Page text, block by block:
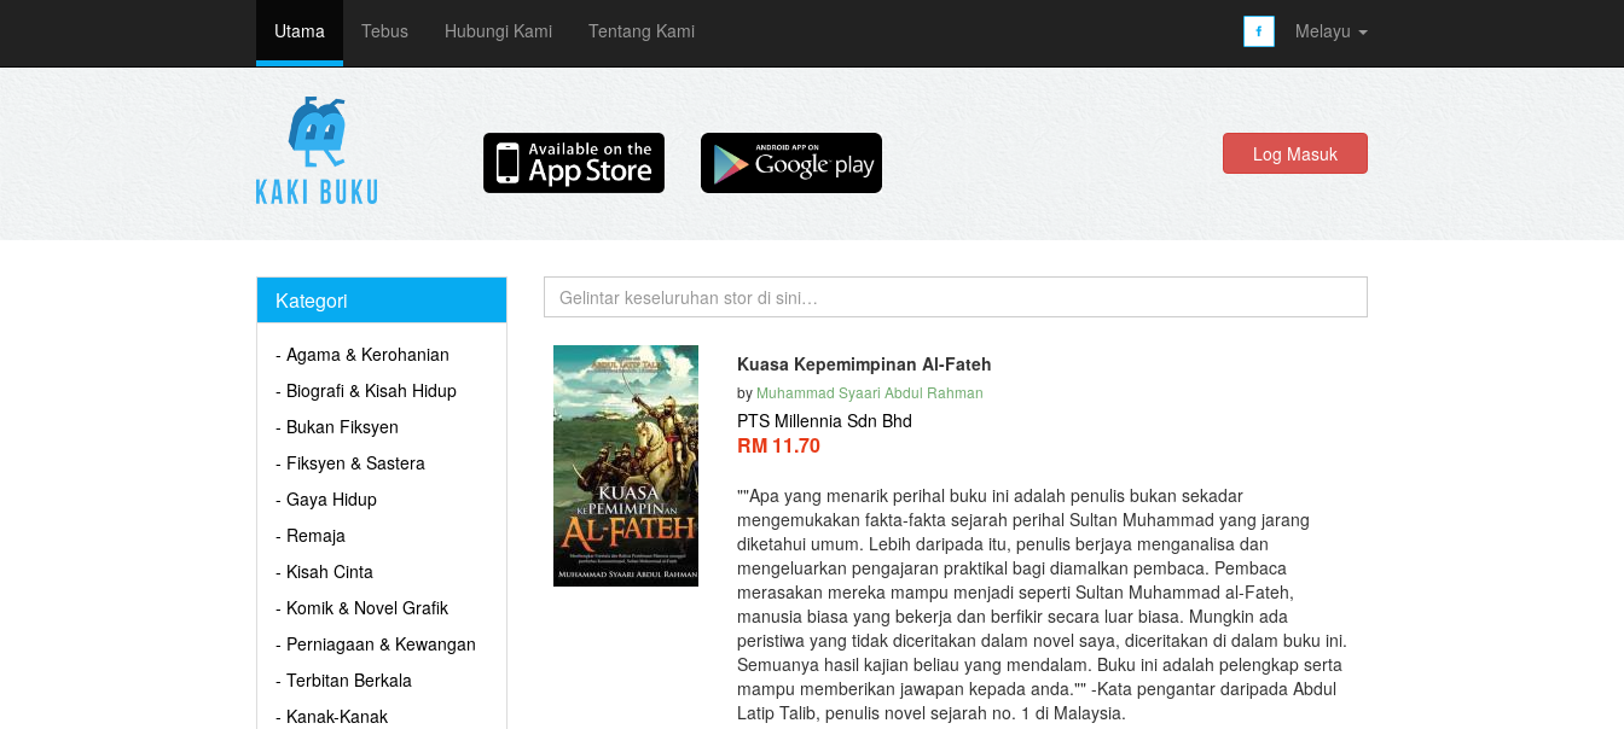
Utama Tebus Hubungi Kami Tentang Kami Melayu
Log Masuk
Kategori
- Agama & Kerohanian
- Biografi & Kisah Hidup
- Bukan Fiksyen
- Fiksyen & Sastera
- Gaya Hidup
- Remaja
- Kisah Cinta
- Komik & Novel Grafik
- Perniagaan & Kewangan
- Terbitan Berkala
- Kanak-Kanak
Kuasa Kepemimpinan Al-Fateh
by Muhammad Syaari Abdul Rahman
PTS Millennia Sdn Bhd
RM 11.70
""Apa yang menarik perihal buku ini adalah penulis bukan sekadar
mengemukakan fakta-fakta sejarah perihal Sultan Muhammad yang jarang
diketahui umum. Lebih daripada itu, penulis berjaya menganalisa dan
mengeluarkan pengajaran praktikal bagi diamalkan pembaca. Pembaca
merasakan mereka mampu menjadi seperti Sultan Muhammad al-Fateh,
manusia biasa yang bekerja dan berfikir secara luar biasa. Mungkin ada
peristiwa yang tidak diceritakan dalam novel saya, diceritakan di dalam buku ini.
Semuanya hasil kajian beliau yang mendalam. Buku ini adalah pelengkap serta
mampu memberikan jawapan kepada anda."" -Kata pengantar daripada Abdul
Latip Talib, penulis novel sejarah no. 1 di Malaysia.